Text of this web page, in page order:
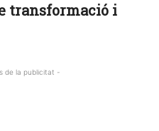
transformació i
de la publicitat -